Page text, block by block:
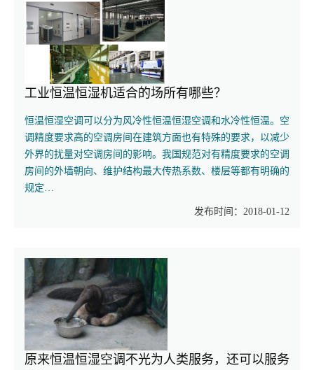
工业恒温恒湿机适合的场所有哪些？
恒温恒湿空调可以分为风冷性恒温恒湿空调和水冷性恒温。空
调精度要求高的空调房间在建筑方面也有特殊的要求，以减少
外界的扰量对空调房间的影响。我国规范对有精度要求的空调
房间的外墙朝向、维护结构最大传热系数、楼层等都有明确的
规定…
发布时间：2018-01-12
原来恒温恒湿空调不光为人类服务，还可以服务